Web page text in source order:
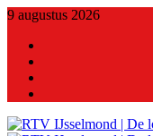
9 augustus 2026